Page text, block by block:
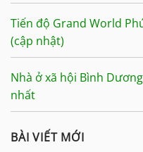
Tiến độ Grand World
(cập nhật)
Nhà ở xã hội Bình
nhất
BÀI VIẾT MỚI